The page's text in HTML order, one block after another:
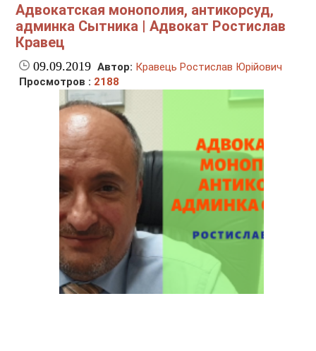
Адвокатская монополия, антикорсуд,
админка Сытника | Адвокат Ростислав
Кравец
09.09.2019 Автор: Кравець Ростислав Юрійович
Просмотров : 2188